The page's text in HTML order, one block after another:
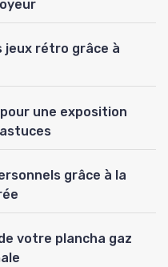
jeux rétro grâce à
une exposition
grâce à la
votre plancha gaz